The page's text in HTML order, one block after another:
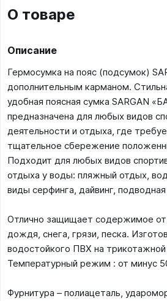
О товаре
Описание
Гермосумка на пояс (подсумок)
дополнительным карманом.
удобная поясная сумка SARGAN
предназначена для любых видов
деятельности и отдыха, где
тщательное сбережение
Подходит для любых видов
отдыха у воды: пляжный отдых,
виды серфинга, дайвинг,
Отлично защищает содержимое от
дождя, снега, грязи, песка.
водостойкого ПВХ на трикотажной
Температурный режим : от минус
Фурнитура – полиацеталь,